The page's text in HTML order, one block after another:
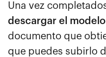
Una vez
descargar el
documento que
que puedes subirlo